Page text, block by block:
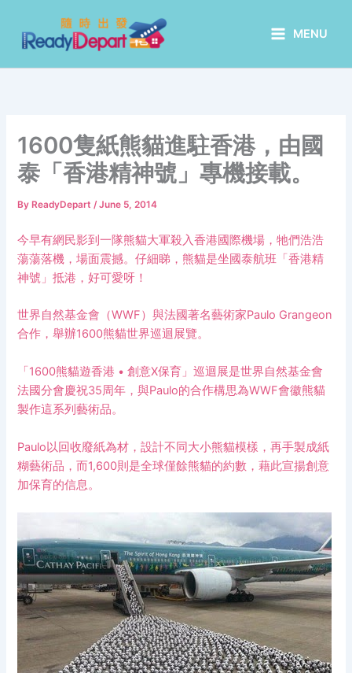
content
MENU
1600隻紙熊貓進駐香港，由國
泰「香港精神號」專機接載。
By ReadyDepart/June 5, 2014
今早有網民影到一隊熊貓大軍殺入香港國際機場，牠們浩浩
蕩蕩落機，場面震撼。仔細睇，熊貓是坐國泰航班「香港精
神號」抵港，好可愛呀！
世界自然基金會（WWF）與法國著名藝術家Paulo Grangeon
合作，舉辦1600熊貓世界巡迴展覽。
「1600熊貓遊香港 • 創意X保育」巡迴展是世界自然基金會
法國分會慶祝35周年，與Paulo的合作構思為WWF會徽熊貓
製作這系列藝術品。
Paulo以回收廢紙為材，設計不同大小熊貓模樣，再手製成紙
糊藝術品，而1,600則是全球僅餘熊貓的約數，藉此宣揚創意
加保育的信息。